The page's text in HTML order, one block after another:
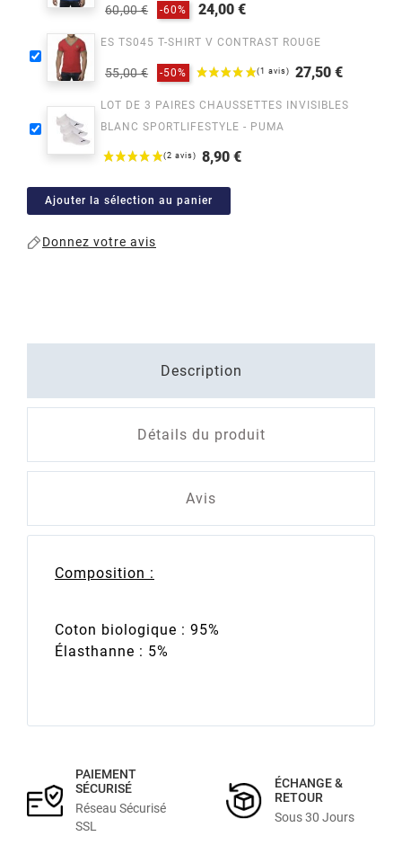
Prix
​​
habituel
60,00 € -60%
Prix 24,00 €
ES TS045 T-SHIRT V CONTRAST ROUGE
Prix
habituel
55,00 € -50%
Prix 27,50 €
LOT DE 3 PAIRES CHAUSSETTES INVISIBLES
BLANC SPORTLIFESTYLE - PUMA
Prix 8,90 €
Ajouter la sélection au panier
Donnez votre avis
Description
Détails du produit
Avis
Composition :
Coton biologique : 95%
Élasthanne : 5%
PAIEMENT
SÉCURISÉ
Réseau Sécurisé
SSL
ÉCHANGE &
RETOUR
Sous 30 Jours